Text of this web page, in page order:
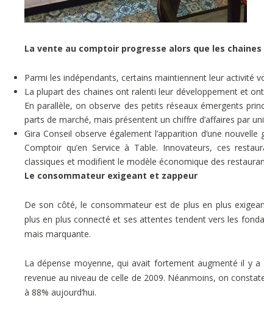
La vente au comptoir progresse alors que les
Parmi les indépendants, certains maintiennent leur activité
La plupart des chaines ont ralenti leur développement et
En parallèle, on observe des petits réseaux émergents
parts de marché, mais présentent un chiffre d’affaires par
Gira Conseil observe également l’apparition d’une
Comptoir qu’en Service à Table. Innovateurs, ces
classiques et modifient le modèle économique des
Le consommateur exigeant et zappeur
De son côté, le consommateur est de plus en plus
plus en plus connecté et ses attentes tendent vers les
mais marquante.
La dépense moyenne, qui avait fortement augmenté il y a
revenue au niveau de celle de 2009. Néanmoins, on
à 88% aujourd’hui.